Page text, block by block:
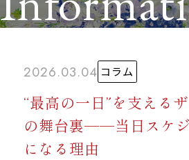
2026.03.04 コラム
“最高の一日”を支える
の舞台裏──当日スケ
になる理由